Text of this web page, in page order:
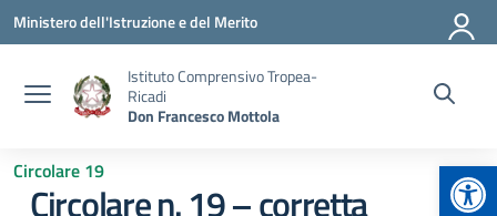
Vai ai contenuti
Vai al menu di navigazione
Vai al footer
Ministero dell'Istruzione e del Merito
Istituto Comprensivo Tropea-
Ricadi
Don Francesco Mottola
Circolare 19
Circolare n. 19 – corretta